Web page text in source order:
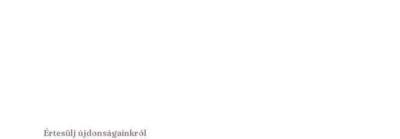
Értesülj újdonságainkról